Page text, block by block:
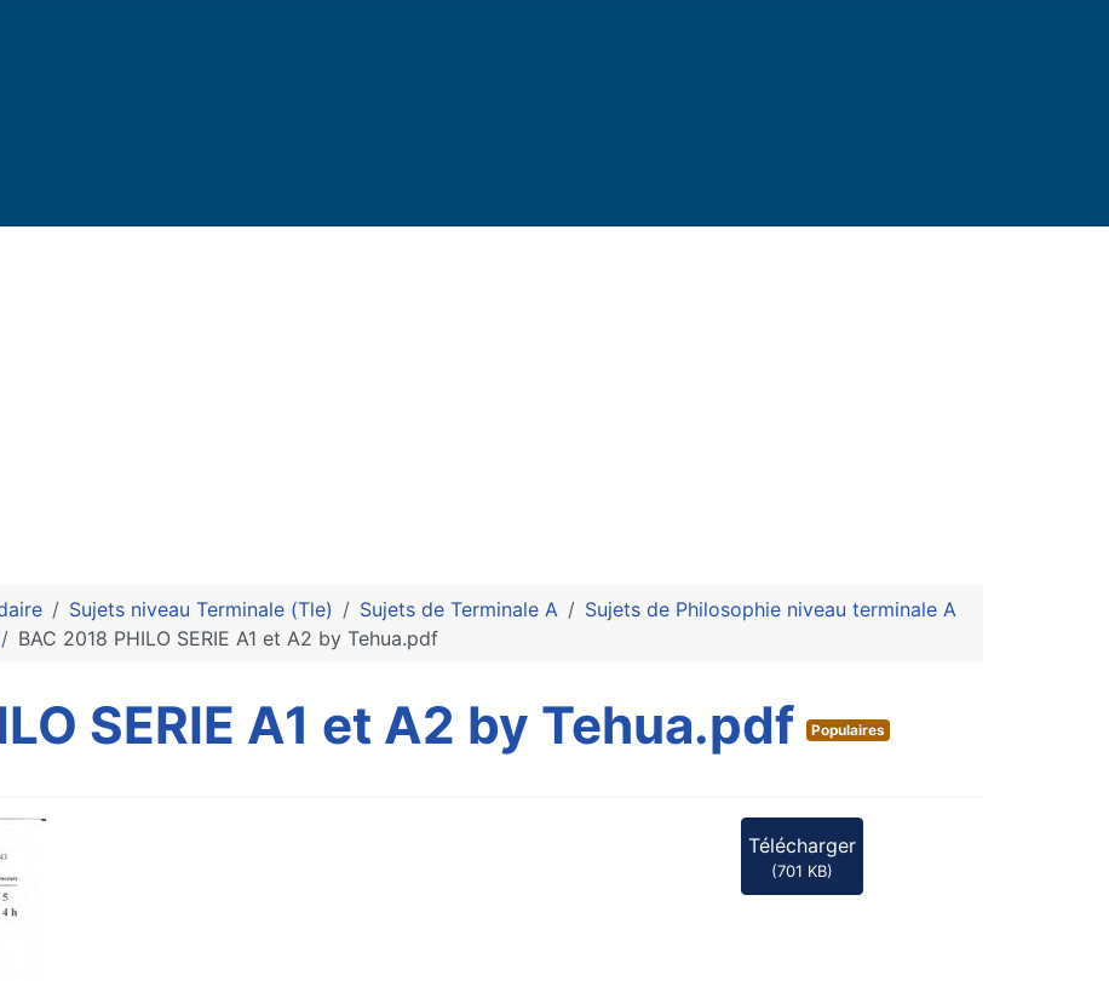
Sujets niveau Terminale (Tle) Sujets de Terminale A
Sujets de Philosophie niveau terminale A
BAC 2018 PHILO SERIE A1 et A2 by Tehua.pdf
SERIE A1 et A2 by Tehua.pdf Populaires
Télécharger
(701 KB)